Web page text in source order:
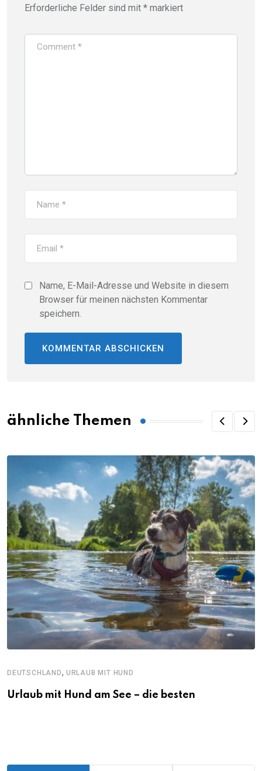
Erforderliche Felder sind mit * markiert
Name, E-Mail-Adresse und Website in diesem
Browser für meinen nächsten Kommentar
speichern.
ähnliche Themen
DEUTSCHLAND, URLAUB MIT HUND
Urlaub mit Hund am See – die besten